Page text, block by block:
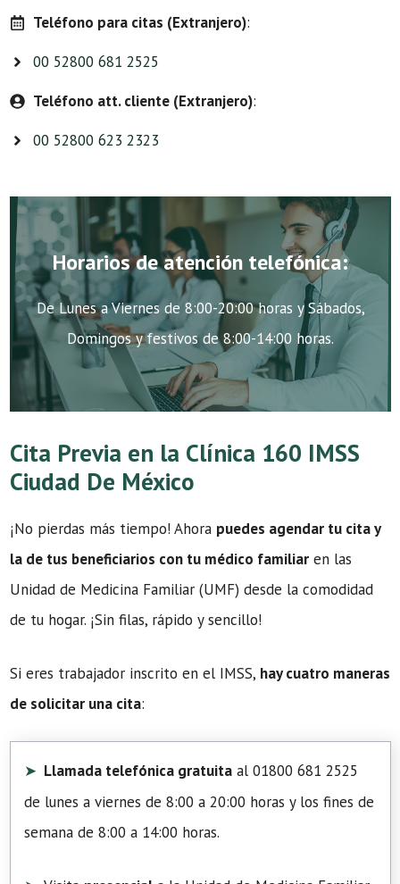
Teléfono para citas (Extranjero):
00 52800 681 2525
Teléfono att. cliente (Extranjero):
00 52800 623 2323
Horarios de atención telefónica:
De Lunes a Viernes de 8:00-20:00 horas y Sábados,
Domingos y festivos de 8:00-14:00 horas.
Cita Previa en la Clínica 160 IMSS
Ciudad De México
¡No pierdas más tiempo! Ahora puedes agendar tu cita y
la de tus beneficiarios con tu médico familiar en las
Unidad de Medicina Familiar (UMF) desde la comodidad
de tu hogar. ¡Sin filas, rápido y sencillo!
Si eres trabajador inscrito en el IMSS, hay cuatro maneras
de solicitar una cita:
Llamada telefónica gratuita al 01800 681 2525
de lunes a viernes de 8:00 a 20:00 horas y los fines de
semana de 8:00 a 14:00 horas.